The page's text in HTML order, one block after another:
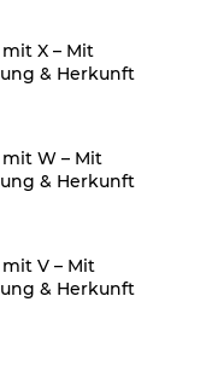
X – Mit
& Herkunft
W – Mit
& Herkunft
V – Mit
& Herkunft